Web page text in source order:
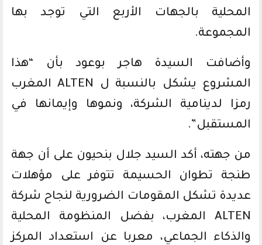
المحلية بالجهات الأربع التي توجد بها
المجموعة.
وأضافت السيدة هاجر بوعود بأن “هذا
المشروع يشكل بالنسبة ل ALTEN المغرب
رمزا لدينامية الشركة، ونموها وإيمانها في
المستقبل”.
من جهته، أكد السيد جلال بنحيون على أن جهة
طنجة تطوان الحسيمة تتوفر على مؤهلات
عديدة تشكل المقومات الضرورية لنجاح شركة
ALTEN المغرب، بفضل المنظومة المحلية
والذكاء الجماعي، معربا عن استعداد المركز